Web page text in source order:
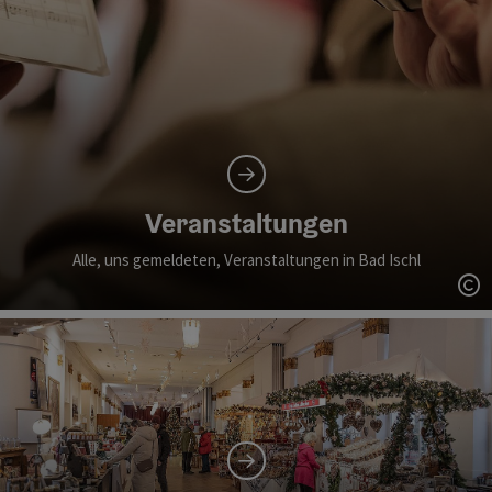
Veranstaltungen
Alle, uns gemeldeten, Veranstaltungen in Bad Ischl